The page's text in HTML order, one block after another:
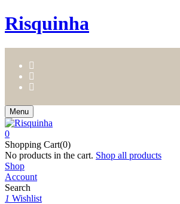
Risquinha
Menu
0
Shopping Cart(0)
No products in the cart. Shop all products
Shop
Account
Search
1 Wishlist